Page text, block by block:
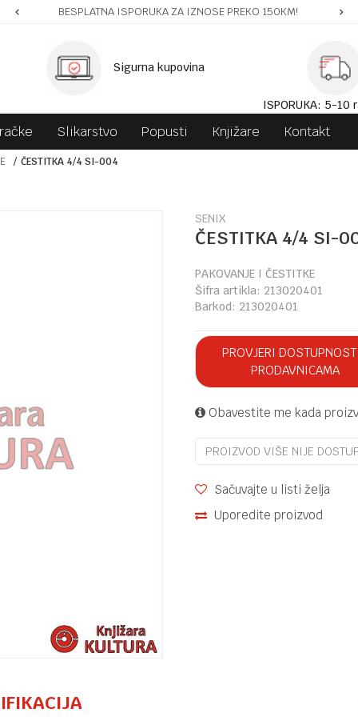
BESPLATNA ISPORUKA ZA IZNOSE PREKO 150KM!
Sigurna kupovina
ISPORUKA: 5-10
Slikarstvo Popusti Knjižare Kontakt
ČESTITKA 4/4 SI-004
SENIX
ČESTITKA 4/4 SI-
PAKOVANJE I ČESTITKE
Šifra artikla: 213020401
Barkod: 213020401
PROVJERI
PRODAVNICAMA
Obavestite me kada
PROIZVOD VIŠE NIJE
Sačuvajte u listi želja
Uporedite proizvod